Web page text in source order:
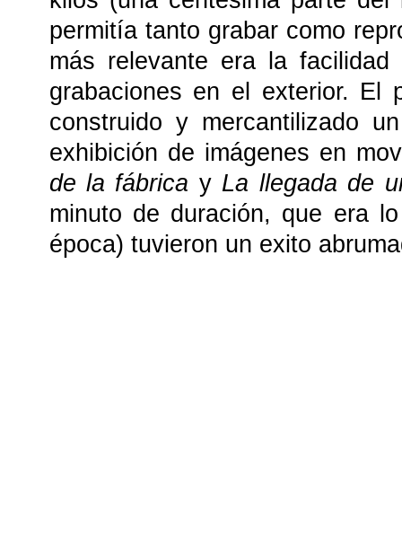
permitía tanto grabar como
más relevante era la
grabaciones en el exterior. El
construido y mercantilizado
exhibición de imágenes en
de la fábrica y La llegada de
minuto de duración, que era
época) tuvieron un exito